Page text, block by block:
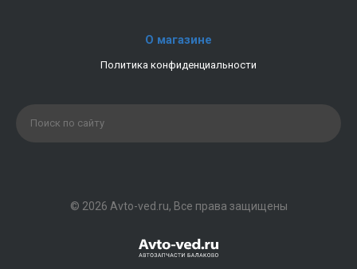
О магазине
Политика конфиденциальности
© 2026 Avto-ved.ru, Все права защищены